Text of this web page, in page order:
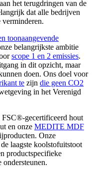
het terugdringen van de
dat alle bedrijven
verminderen.
toonaangevende
belangrijkste ambitie
scope 1 en 2 emissies.
in dit opzicht, maar
doen. Ons doel voor
te zijn die geen CO2
in het Verenigd
FSC®-gecertificeerd hout
en onze MEDITE MDF
Onze
laagste koolstofuitstoot
productspecifieke
ondersteunen.